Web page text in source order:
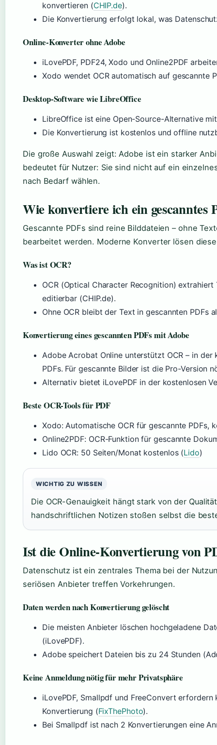
konvertieren (CHIP.de).
Die Konvertierung erfolgt lokal, was
Online-Konverter ohne Adobe
iLovePDF, PDF24, Xodo und Online2PDF
Xodo wendet OCR automatisch auf gescannte
Desktop-Software wie LibreOffice
LibreOffice ist eine Open-Source-Alternative
Die Konvertierung ist kostenlos und offline
Die große Auswahl zeigt: Adobe ist ein starker
bedeutet für Nutzer: Sie sind nicht auf ein
nach Bedarf wählen.
Wie konvertiere ich ein gescanntes
Gescannte PDFs sind reine Bilddateien – ohne
bearbeitet werden. Moderne Konverter lösen
Was ist OCR?
OCR (Optical Character Recognition)
editierbar (CHIP.de).
Ohne OCR bleibt der Text in gescannten PDFs
Konvertierung eines gescannten PDFs mit Adobe
Adobe Acrobat Online unterstützt OCR – in
PDFs. Für gescannte Bilder ist die Pro-Version
Alternativ bietet iLovePDF in der kostenlosen
Beste OCR-Tools für PDF
Xodo: Automatische OCR für gescannte PDFs,
Online2PDF: OCR-Funktion für gescannte
Lido OCR: 50 Seiten/Monat kostenlos (Lido)
WICHTIG ZU WISSEN
Die OCR-Genauigkeit hängt stark von der
handschriftlichen Notizen stoßen selbst die
Ist die Online-Konvertierung von
Datenschutz ist ein zentrales Thema bei der
seriösen Anbieter treffen Vorkehrungen.
Daten werden nach Konvertierung gelöscht
Die meisten Anbieter löschen hochgeladene
(iLovePDF).
Adobe speichert Dateien bis zu 24 Stunden
Keine Anmeldung nötig für mehr Privatsphäre
iLovePDF, Smallpdf und FreeConvert
Konvertierung (FixThePhoto).
Bei Smallpdf ist nach 2 Konvertierungen eine